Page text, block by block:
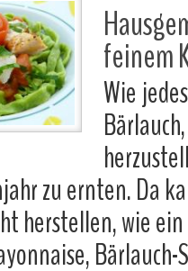
feinem
Wie
zu ernten. Da
herstellen, wie